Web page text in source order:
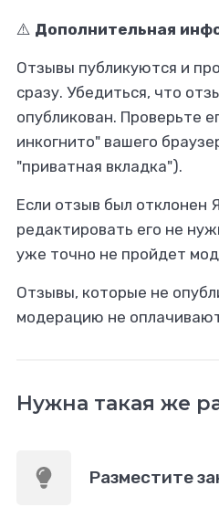
⚠️ Дополнительная
Отзывы публикуются и
сразу. Убедиться, что
опубликован. Проверьте
инкогнито" вашего
"приватная вкладка").
Если отзыв был отклонен
редактировать его не
уже точно не пройдет
Отзывы, которые не
модерацию не
Нужна такая же
Разместите